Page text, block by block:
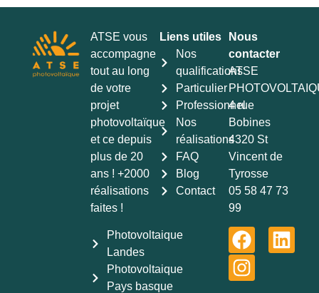
ATSE vous
accompagne
tout au long
de votre
projet
photovoltaïque
et ce depuis
plus de 20
ans ! +2000
réalisations
faites !
Photovoltaique
Landes
Photovoltaique
Pays basque
Liens utiles
Nos
qualifications
Particulier
Professionnel
Nos
réalisations
FAQ
Blog
Contact
Nous
contacter
ATSE
4 rue
Bobines
4320 St
Vincent de
Tyrosse
05 58 47 73
99